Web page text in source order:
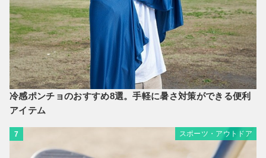
冷感ポンチョのおすすめ8選。手軽に暑さ対策ができる便利
アイテム
7 スポーツ・アウトドア